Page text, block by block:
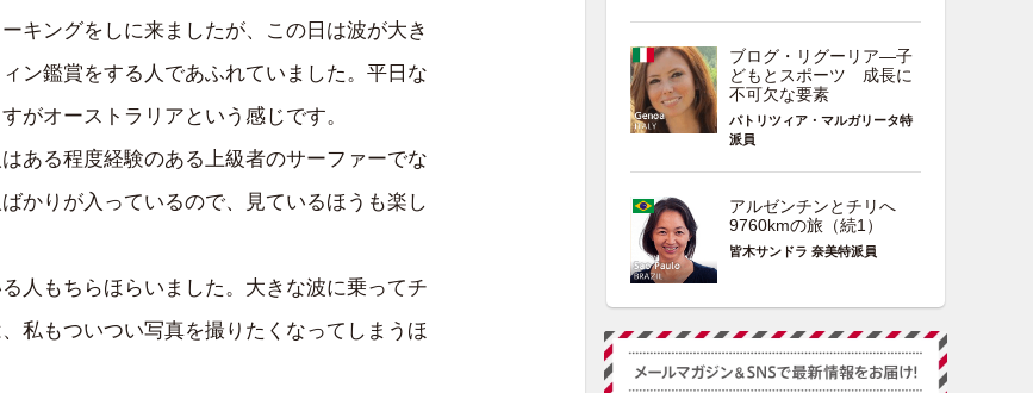
キングをしに来ましたが、この日は波が大き
ン鑑賞をする人であふれていました。平日な
がオーストラリアという感じです。
ある程度経験のある上級者のサーファーでな
かりが入っているので、見ているほうも楽し
人もちらほらいました。大きな波に乗ってチ
私もついつい写真を撮りたくなってしまうほ
ブログ・リグーリア―子
どもとスポーツ 成長に
不可欠な要素
パトリツィア・マルガリータ特
派員
アルゼンチンとチリへ
9760kmの旅（続1）
皆木サンドラ 奈美特派員